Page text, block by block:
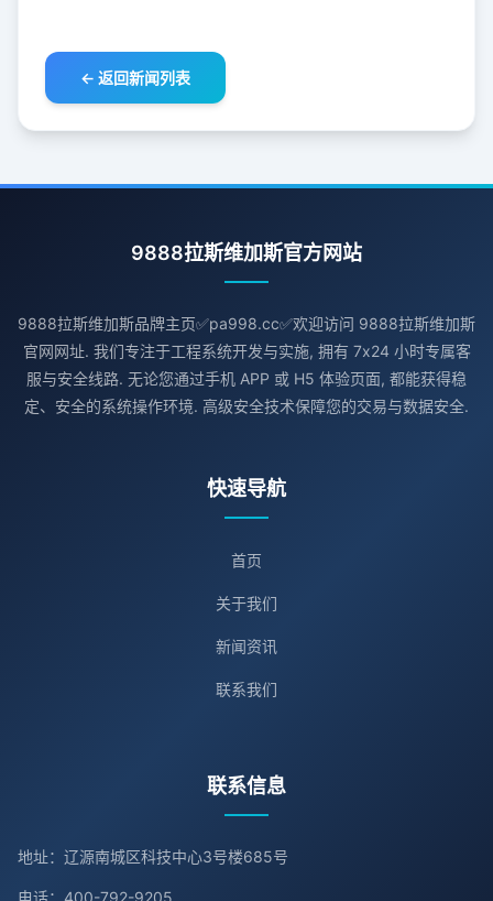
← 返回新闻列表
9888拉斯维加斯官方网站
9888拉斯维加斯品牌主页✅pa998.cc✅欢迎访问 9888拉斯维加斯
官网网址. 我们专注于工程系统开发与实施, 拥有 7x24 小时专属客
服与安全线路. 无论您通过手机 APP 或 H5 体验页面, 都能获得稳
定、安全的系统操作环境. 高级安全技术保障您的交易与数据安全.
快速导航
首页
关于我们
新闻资讯
联系我们
联系信息
地址：辽源南城区科技中心3号楼685号
电话：400-792-9205